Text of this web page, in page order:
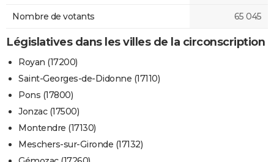
Nombre de votants 65 045
Législatives dans les villes de la circonscription
Royan (17200)
Saint-Georges-de-Didonne (17110)
Pons (17800)
Jonzac (17500)
Montendre (17130)
Meschers-sur-Gironde (17132)